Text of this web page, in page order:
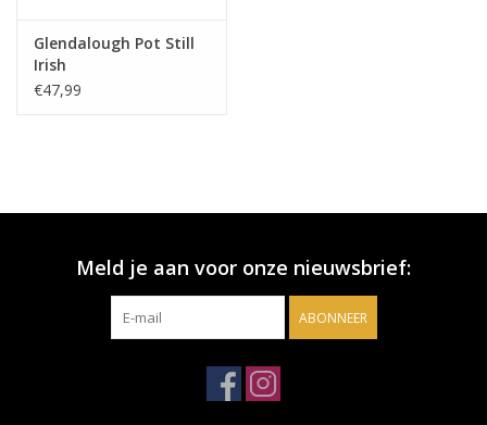
Glendalough Pot Still
Irish
€47,99
Meld je aan voor onze nieuwsbrief:
ABONNEER